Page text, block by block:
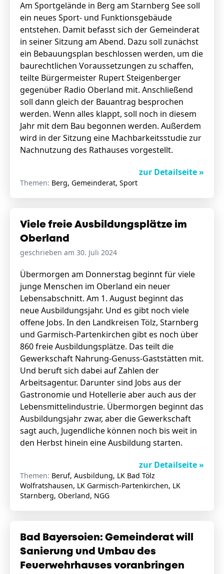
Am Sportgelände in Berg am Starnberg See soll
ein neues Sport- und Funktionsgebäude
entstehen. Damit befasst sich der Gemeinderat
in seiner Sitzung am Abend. Dazu soll zunächst
ein Bebauungsplan beschlossen werden, um die
baurechtlichen Voraussetzungen zu schaffen,
teilte Bürgermeister Rupert Steigenberger
gegenüber Radio Oberland mit. Anschließend
soll dann gleich der Bauantrag besprochen
werden. Wenn alles klappt, soll noch in diesem
Jahr mit dem Bau begonnen werden. Außerdem
wird in der Sitzung eine Machbarkeitsstudie zur
Nachnutzung des Rathauses vorgestellt.
zur Detailseite »
Themen: Berg, Gemeinderat, Sport
Viele freie Ausbildungsplätze im
Oberland
geschrieben am 30. Juli 2024
Übermorgen am Donnerstag beginnt für viele
junge Menschen im Oberland ein neuer
Lebensabschnitt. Am 1. August beginnt das
neue Ausbildungsjahr. Und es gibt noch viele
offene Jobs. In den Landkreisen Tölz, Starnberg
und Garmisch-Partenkirchen gibt es noch über
860 freie Ausbildungsplätze. Das teilt die
Gewerkschaft Nahrung-Genuss-Gaststätten mit.
Und beruft sich dabei auf Zahlen der
Arbeitsagentur. Darunter sind Jobs aus der
Gastronomie und Hotellerie aber auch aus der
Lebensmittelindustrie. Übermorgen beginnt das
Ausbildungsjahr zwar, aber die Gewerkschaft
sagt auch, Jugendliche können noch bis weit in
den Herbst hinein eine Ausbildung starten.
zur Detailseite »
Themen: Beruf, Ausbildung, LK Bad Tölz
Wolfratshausen, LK Garmisch-Partenkirchen, LK
Starnberg, Oberland, NGG
Bad Bayersoien: Gemeinderat will
Sanierung und Umbau des
Feuerwehrhauses voranbringen